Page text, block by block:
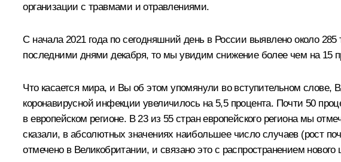
организации с травмами и отравлениями.
С начала 2021 года по сегодняшний день в России выявлено около
последними днями декабря, то мы увидим снижение более чем на 15
Что касается мира, и Вы об этом упомянули во вступительном
коронавирусной инфекции увеличилось на 5,5 процента. Почти 50
в европейском регионе. В 23 из 55 стран европейского региона мы
сказали, в абсолютных значениях наибольшее число случаев (рост
отмечено в Великобритании, и связано это с распространением